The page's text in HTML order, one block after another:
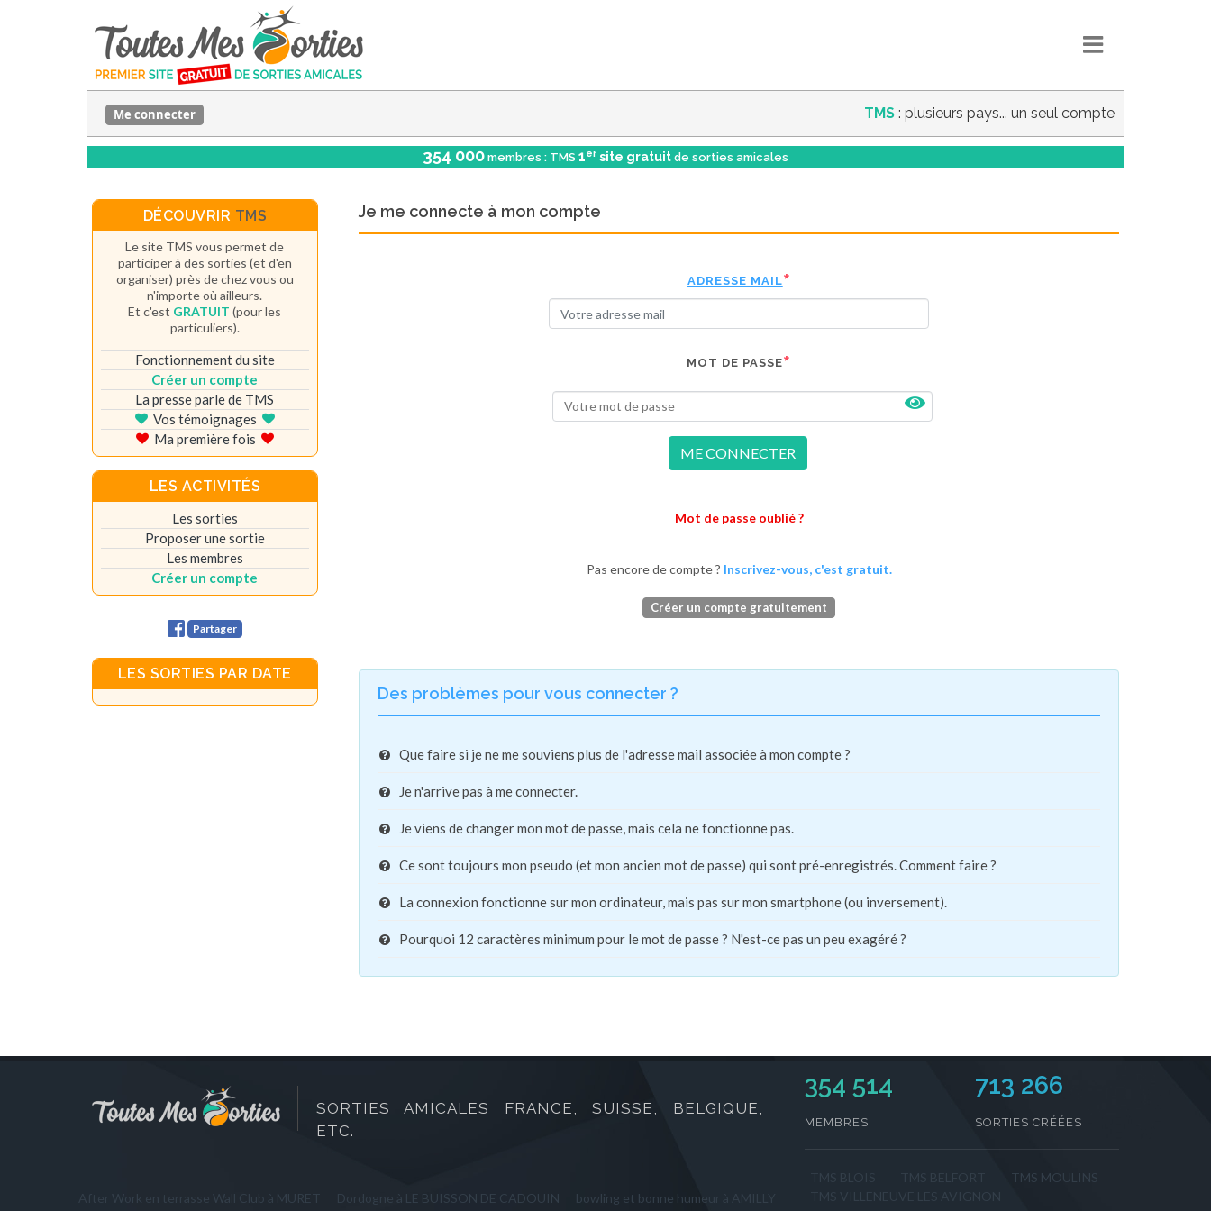
TMS : plusieurs pays... un seul compte
Me connecter
354 000 membres : TMS 1er site gratuit de sorties amicales
Je me connecte à mon compte
ADRESSE MAIL
MOT DE PASSE
ME CONNECTER
Mot de passe oublié ?
Pas encore de compte ? Inscrivez-vous, c'est gratuit.
Créer un compte gratuitement
Des problèmes pour vous connecter ?
Que faire si je ne me souviens plus de l'adresse mail associée à mon compte ?
Je n'arrive pas à me connecter.
Je viens de changer mon mot de passe, mais cela ne fonctionne pas.
Ce sont toujours mon pseudo (et mon ancien mot de passe) qui sont pré-enregistrés. Comment faire ?
La connexion fonctionne sur mon ordinateur, mais pas sur mon smartphone (ou inversement).
Pourquoi 12 caractères minimum pour le mot de passe ? N'est-ce pas un peu exagéré ?
DÉCOUVRIR TMS
Le site TMS vous permet de
participer à des sorties (et d'en
organiser) près de chez vous ou
n'importe où ailleurs.
Et c'est GRATUIT (pour les
particuliers).
Fonctionnement du site
Créer un compte
La presse parle de TMS
Vos témoignages
Ma première fois
LES ACTIVITÉS
Les sorties
Proposer une sortie
Les membres
Créer un compte
Partager
LES SORTIES PAR DATE
SORTIES AMICALES FRANCE, SUISSE, BELGIQUE,
ETC.
After Work en terrasse Wall Club à MURET Dordogne à LE BUISSON DE CADOUIN
bowling et bonne humeur à AMILLY
354 514
MEMBRES
713 266
SORTIES CRÉÉES
TMS MOULINS